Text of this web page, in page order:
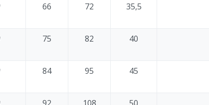
66 72 35,5
75 82 40
84 95 45